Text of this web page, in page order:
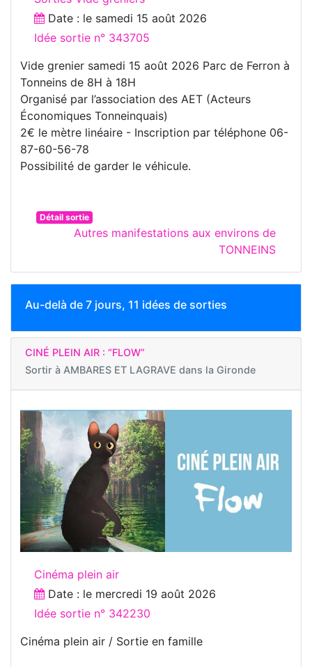
Date : le samedi 15 août 2026
Idée sortie n° 343705
Vide grenier samedi 15 août 2026 Parc de Ferron à
Tonneins de 8H à 18H
Organisé par l’association des AET (Acteurs
Économiques Tonneinquais)
2€ le mètre linéaire - Inscription par téléphone 06-
87-60-56-78
Possibilité de garder le véhicule.
Détail sortie
Autres manifestations aux environs de
TONNEINS
Au-delà de 7 jours, 11 idées de sorties
CINÉ PLEIN AIR : “FLOW”
Sortir à AMBARES ET LAGRAVE dans la Gironde
Cinéma plein air
Date : le mercredi 19 août 2026
Idée sortie n° 342230
Cinéma plein air / Sortie en famille